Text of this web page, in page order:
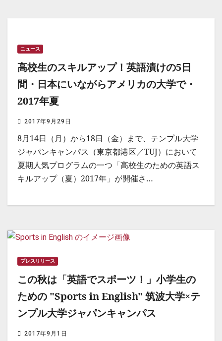
ニュース
高校生のスキルアップ！英語漬けの5日
間・日本にいながらアメリカの大学で・
2017年夏
2017年9月29日
8月14日（月）から18日（金）まで、テンプル大学
ジャパンキャンパス（東京都港区／TUJ）において
夏期人気プログラムの一つ「高校生のための英語ス
キルアップ（夏）2017年」が開催さ…
プレスリリース
この秋は「英語でスポーツ！」小学生の
ための "Sports in English" 筑波大学×テ
ンプル大学ジャパンキャンパス
2017年9月1日